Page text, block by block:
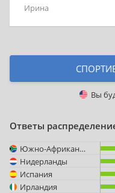
Ирина
Вы
Ответы
Южно-Африканская Республика
Нидерланды
Испания
Ирландия